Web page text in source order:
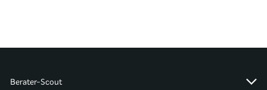
Berater-Scout